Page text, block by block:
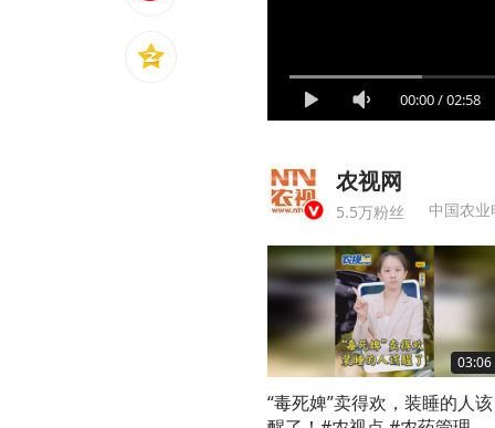
00:00/02:58
农视网
5.5万粉丝 中国农
03:06
“毒死婢”卖得欢，装睡的人该